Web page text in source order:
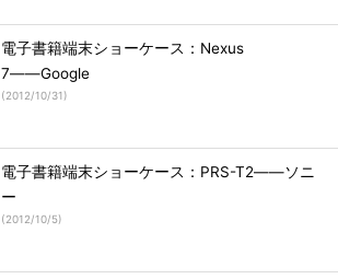
電子書籍端末ショーケース：Nexus
7――Google
(2012/10/31)
電子書籍端末ショーケース：PRS-T2――ソニ
ー
(2012/10/5)